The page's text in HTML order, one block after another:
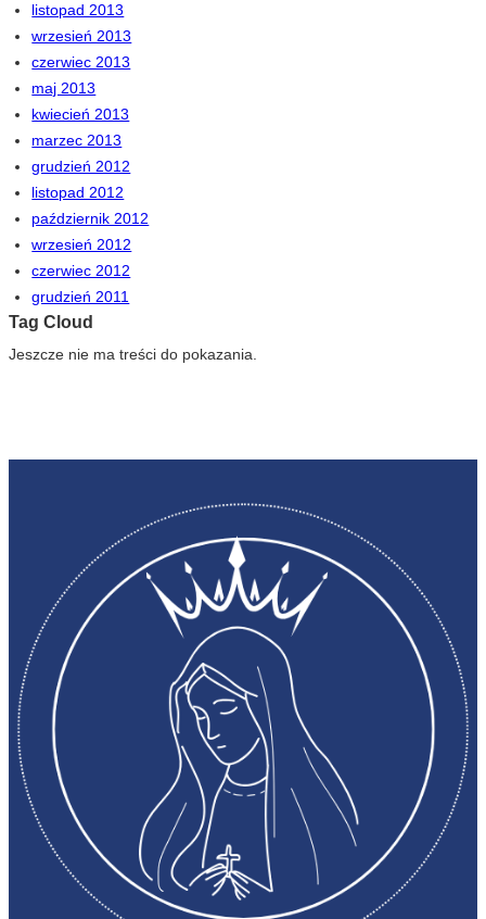
listopad 2013
wrzesień 2013
czerwiec 2013
maj 2013
kwiecień 2013
marzec 2013
grudzień 2012
listopad 2012
październik 2012
wrzesień 2012
czerwiec 2012
grudzień 2011
Tag Cloud
Jeszcze nie ma treści do pokazania.